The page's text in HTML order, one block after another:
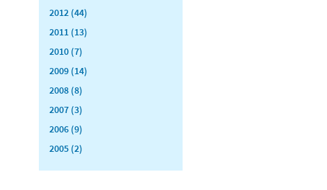
2012 (44)
2011 (13)
2010 (7)
2009 (14)
2008 (8)
2007 (3)
2006 (9)
2005 (2)